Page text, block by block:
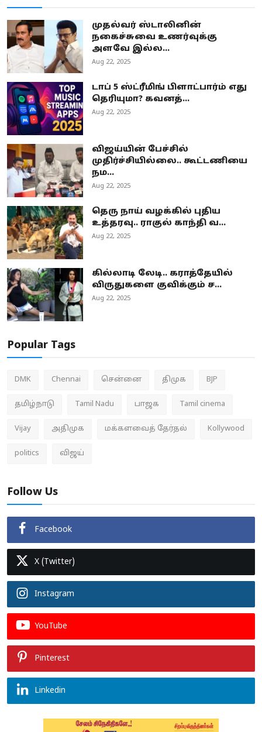
முதல்வர் ஸ்டாலினின்
நகைச்சுவை உணர்வுக்கு
அளவே இல்ல...
Aug 22, 2025
டாப் 5 ஸ்ட்ரீமிங் பிளாட்பார்ம் எது
தெரியுமா? கவனத்...
Aug 22, 2025
விஜய்யின் பேச்சில்
முதிர்ச்சியில்லை.. கூட்டணியை
நம...
Aug 22, 2025
தெரு நாய் வழக்கில் புதிய
உத்தரவு.. ராகுல் காந்தி வ...
Aug 22, 2025
கில்லாடி லேடி.. கராத்தேயில்
விருதுகளை குவிக்கும் ச...
Aug 22, 2025
Popular Tags
DMK Chennai சென்னை திமுக BJP
தமிழ்நாடு Tamil Nadu பாஜக Tamil cinema
Vijay அதிமுக மக்களவைத் தேர்தல் Kollywood
politics விஜய்
Follow Us
Facebook
X (Twitter)
Instagram
YouTube
Pinterest
Linkedin